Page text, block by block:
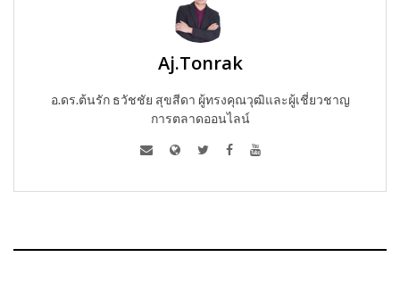
Aj.Tonrak
อ.ดร.ต้นรัก ธวัชชัย สุขสีดา ผู้ทรงคุณวุฒิและผู้เชี่ยวชาญ
การตลาดออนไลน์